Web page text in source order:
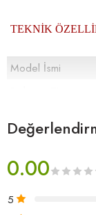
TEKNİK
Model İsmi
İplik Türü
Toplam Yükseklik
0.00
5